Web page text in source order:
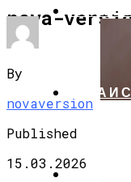
nova-
МОДА И
РЕЦЕПТЫ
By
novaversion
Published
15.03.2026